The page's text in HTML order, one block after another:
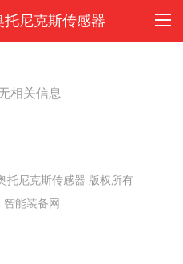
尼克斯传感器
相关信息
尼克斯传感器 版权所有
智能装备网